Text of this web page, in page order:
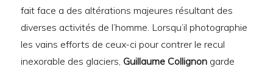
fait face a des altérations majeures résultant des
diverses activités de l’homme. Lorsqu’il photographie
les vains efforts de ceux-ci pour contrer le recul
inexorable des glaciers, Guillaume Collignon garde